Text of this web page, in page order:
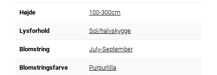
Højde 100-300cm
Lysforhold Sol/halvskygge
Blomstring July-September
Blomstringsfarve Purpurlilla